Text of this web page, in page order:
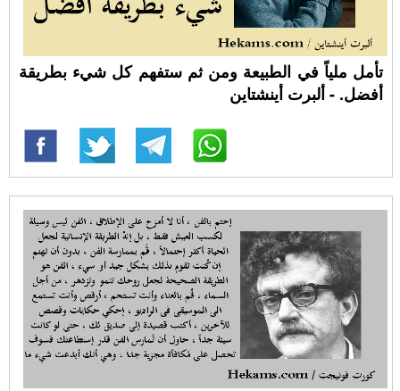
تأمل ملياً في الطبيعة ومن ثم ستفهم كل شيء بطريقة
أفضل. - ألبرت أينشتاين